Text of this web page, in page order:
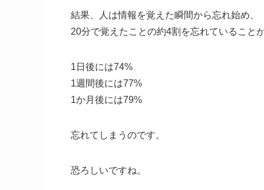
結果、人は情報を覚えた瞬間から忘れ始め、
20分で覚えたことの約4割を忘れていること
1日後には74%
1週間後には77%
1か月後には79%
忘れてしまうのです。
恐ろしいですね。